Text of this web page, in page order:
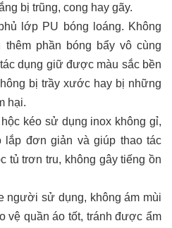
bị trũng, cong hay gãy.
lớp PU bóng loáng. Không
phần bóng bẩy vô cùng
dụng giữ được màu sắc bền
bị trầy xước hay bị những
hại.
kéo sử dụng inox không gỉ,
lắp đơn giản và giúp thao tác
tủ trơn tru, không gây tiếng ồn
người sử dụng, không ám mùi
vệ quần áo tốt, tránh được ẩm